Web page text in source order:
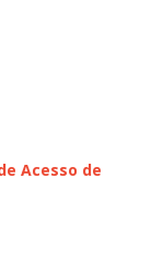
Acesso de